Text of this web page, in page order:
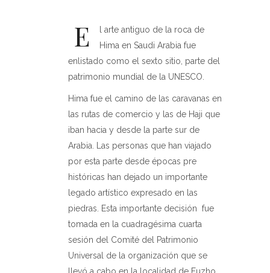
E
l arte antiguo de la roca de
Hima en Saudi Arabia fue
enlistado como el sexto sitio, parte del
patrimonio mundial de la UNESCO.
Hima fue el camino de las caravanas en
las rutas de comercio y las de Haji que
iban hacia y desde la parte sur de
Arabia. Las personas que han viajado
por esta parte desde épocas pre
históricas han dejado un importante
legado artístico expresado en las
piedras. Esta importante decisión fue
tomada en la cuadragésima cuarta
sesión del Comité del Patrimonio
Universal de la organización que se